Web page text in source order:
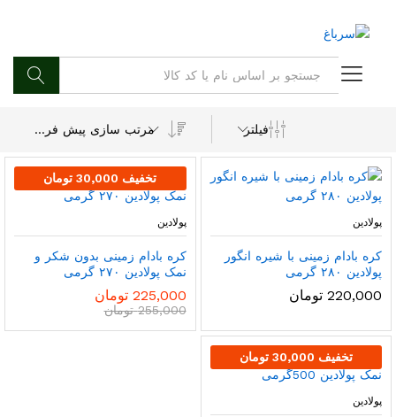
فیلتر
مرتب سازی پیش فرض
پولادین
کره بادام زمینی با شیره انگور
پولادین ۲۸۰ گرمی
220,000 تومان
تخفیف 30,000 تومان
پولادین
کره بادام زمینی بدون شکر و
نمک پولادین ۲۷۰ گرمی
225,000 تومان
255,000 تومان
تخفیف 30,000 تومان
پولادین